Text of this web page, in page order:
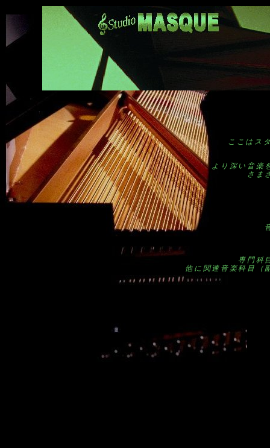
ここはス
より深い音楽
さま
専門科
他に関連音楽科目（